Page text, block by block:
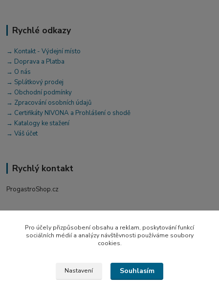
Rychlé odkazy
→ Kontakt - Výdejní místo
→ Doprava a Platba
→ O nás
→ Splátkový prodej
→ Obchodní podmínky
→ Zpracování osobních údajů
→ Certifikáty NIVONA a Prohlášení o shodě
→ Katalogy ke stažení
→ Váš účet
Rychlý kontakt
ProgastroShop.cz
+420 519 411 299
Po-Pá 7-16 hod
Pro účely přizpůsobení obsahu a reklam, poskytování funkcí
sociálních médií a analýzy návštěvnosti používáme soubory
cookies.
Nastavení Souhlasím